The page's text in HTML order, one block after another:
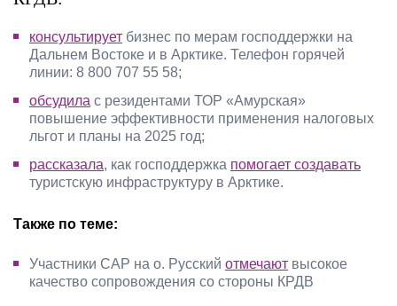
консультирует бизнес по мерам господдержки на
Дальнем Востоке и в Арктике. Телефон горячей
линии: 8 800 707 55 58;
обсудила с резидентами ТОР «Амурская»
повышение эффективности применения налоговых
льгот и планы на 2025 год;
рассказала, как господдержка помогает создавать
туристскую инфраструктуру в Арктике.
Также по теме:
Участники САР на о. Русский отмечают высокое
качество сопровождения со стороны КРДВ